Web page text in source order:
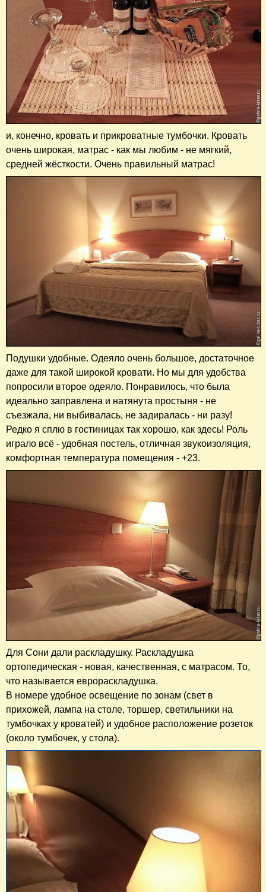
и, конечно, кровать и прикроватные тумбочки. Кровать
очень широкая, матрас - как мы любим - не мягкий,
средней жёсткости. Очень правильный матрас!
Подушки удобные. Одеяло очень большое, достаточное
даже для такой широкой кровати. Но мы для удобства
попросили второе одеяло. Понравилось, что была
идеально заправлена и натянута простыня - не
съезжала, ни выбивалась, не задиралась - ни разу!
Редко я сплю в гостиницах так хорошо, как здесь! Роль
играло всё - удобная постель, отличная звукоизоляция,
комфортная температура помещения - +23.
Для Сони дали раскладушку. Раскладушка
ортопедическая - новая, качественная, с матрасом. То,
что называется еврораскладушка.
В номере удобное освещение по зонам (свет в
прихожей, лампа на столе, торшер, светильники на
тумбочках у кроватей) и удобное расположение розеток
(около тумбочек, у стола).